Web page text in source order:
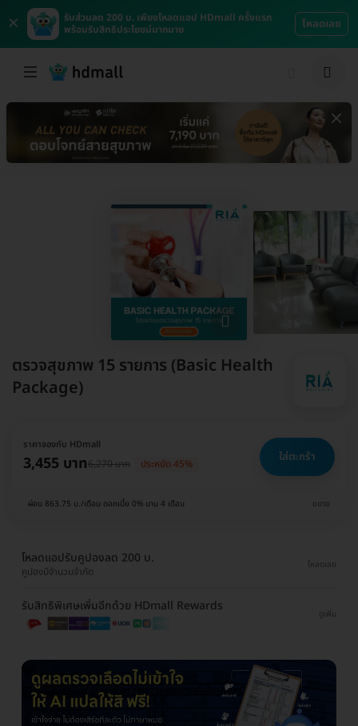
×
รับส่วนลด 200 บ. เพียงโหลดแอป HDmall ครั้งแรก
พร้อมรับสิทธิประโยชน์มากมาย
โหลดเลย
ตรวจสุขภาพ 15 รายการ (Basic Health
Package)
ราคาจองกับ HDmall
3,455 บาท6,270 บาท ประหยัด 45% ใส่ตะกร้า
ผ่อน 863.75 บ./เดือน ดอกเบี้ย 0% นาน 4 เดือน ขยาย
โหลดแอปรับคูปองลด 200 บ.
คูปองมีจำนวนจำกัด
โหลดเลย
รับสิทธิพิเศษเพิ่มอีกด้วย HDmall Rewards
ดูเพิ่ม